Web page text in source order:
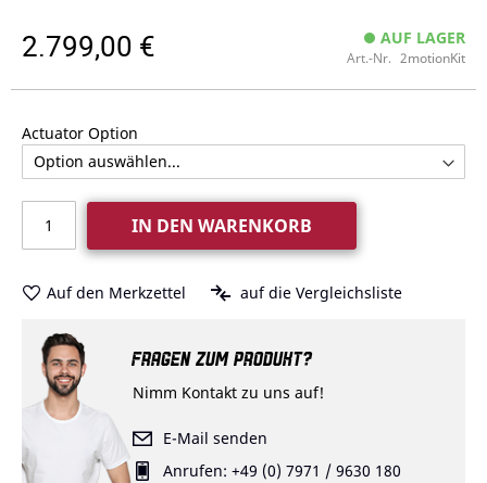
2.799,00 € AUF LAGER
Art.-Nr. 2motionKit
Actuator Option
IN DEN WARENKORB
Auf den Merkzettel auf die Vergleichsliste
FRAGEN ZUM PRODUKT?
Nimm Kontakt zu uns auf!
E-Mail senden
Anrufen: +49 (0) 7971 / 9630 180